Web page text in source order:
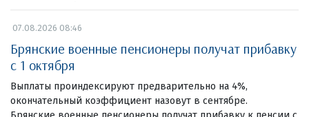
07.08.2026 08:46
Брянские военные пенсионеры получат прибавку
с 1 октября
Выплаты проиндексируют предварительно на 4%,
окончательный коэффициент назовут в сентябре.